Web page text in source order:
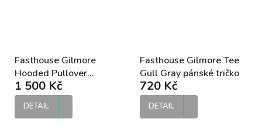
Fasthouse Gilmore
Hooded Pullover
Chestnut pánská mikina
1 500 Kč
DETAIL
Fasthouse Gilmore Tee
Gull Gray pánské tričko
720 Kč
DETAIL